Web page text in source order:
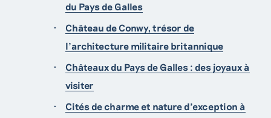
du Pays de Galles
Château de Conwy, trésor de
l’architecture militaire britannique
Châteaux du Pays de Galles : des joyaux à
visiter
Cités de charme et nature d’exception à